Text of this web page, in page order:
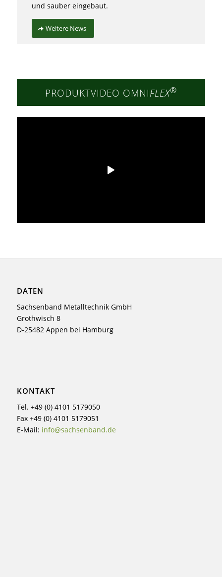
und sauber eingebaut.
Weitere News
PRODUKTVIDEO OMNIFLEX®
DATEN
Sachsenband Metalltechnik GmbH
Grothwisch 8
D-25482 Appen bei Hamburg
KONTAKT
Tel. +49 (0) 4101 5179050
Fax +49 (0) 4101 5179051
E-Mail: info@sachsenband.de